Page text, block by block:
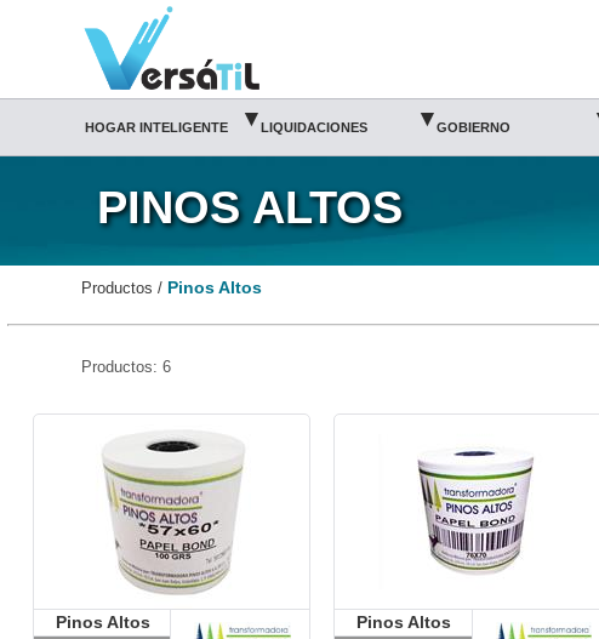
Somos distribuidor PINOS ALTOS autorizado
HOGAR INTELIGENTE ▾ LIQUIDACIONES ▾ GOBIERNO
PINOS ALTOS
Productos / Pinos Altos
Productos: 6
Pinos Altos Pinos Altos Pinos Altos Pinos Altos